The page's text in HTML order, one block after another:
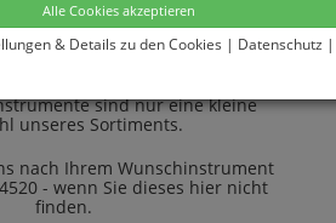
Alle Cookies akzeptieren
& Details zu den Cookies | Datenschutz |
sind nur eine kleine
unseres Sortiments.
nach Ihrem Wunschinstrument
- wenn Sie dieses hier nicht
finden.